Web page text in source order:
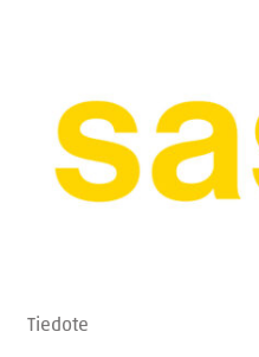
Tiedote